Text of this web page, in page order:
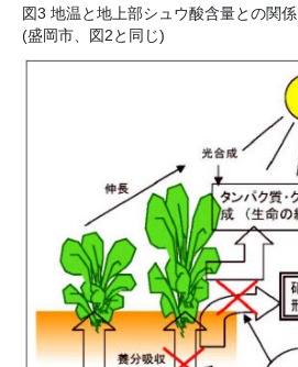
図3 地温と地上部シュウ酸含量との関係
(盛岡市、図2と同じ)